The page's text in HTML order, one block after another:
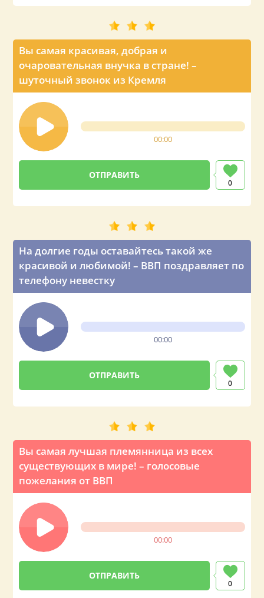
Вы самая красивая, добрая и
очаровательная внучка в стране! –
шуточный звонок из Кремля
00:00
0
На долгие годы оставайтесь такой же
красивой и любимой! – ВВП поздравляет по
телефону невестку
00:00
0
Вы самая лучшая племянница из всех
существующих в мире! – голосовые
пожелания от ВВП
00:00
0